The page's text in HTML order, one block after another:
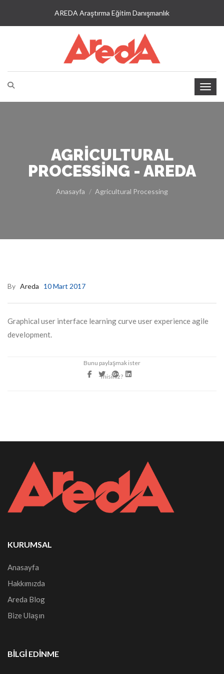
AREDA Araştırma Eğitim Danışmanlık
AGRICULTURAL
PROCESSING - AREDA
Anasayfa Agricultural Processing
By Areda 10 Mart 2017
Graphical user interface learning curve user experience agile
development.
KURUMSAL
Anasayfa
Hakkımızda
Areda Blog
Bize Ulaşın
BILGI EDINME